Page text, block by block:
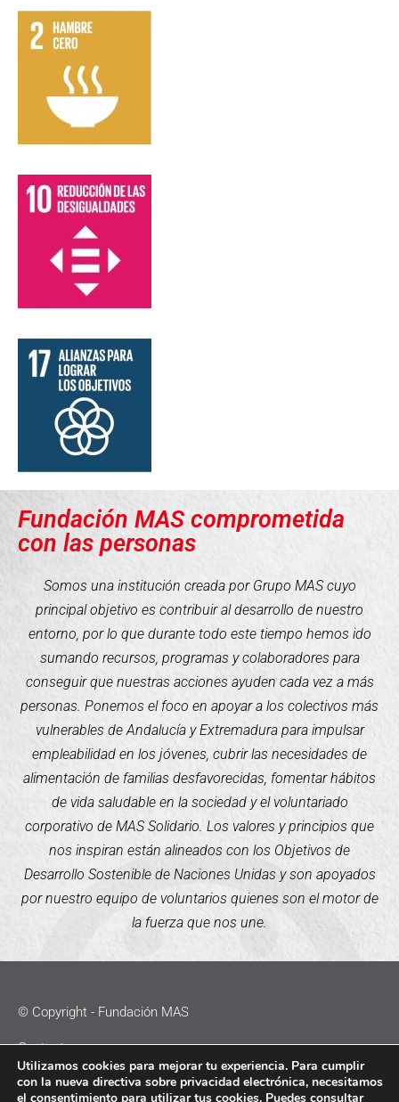
Fundación MAS comprometida
con las personas
Somos una institución creada por Grupo MAS cuyo
principal objetivo es contribuir al desarrollo de nuestro
entorno, por lo que durante todo este tiempo hemos ido
sumando recursos, programas y colaboradores para
conseguir que nuestras acciones ayuden cada vez a más
personas. Ponemos el foco en apoyar a los colectivos más
vulnerables de Andalucía y Extremadura para impulsar
empleabilidad en los jóvenes, cubrir las necesidades de
alimentación de familias desfavorecidas, fomentar hábitos
de vida saludable en la sociedad y el voluntariado
corporativo de MAS Solidario. Los valores y principios que
nos inspiran están alineados con los Objetivos de
Desarrollo Sostenible de Naciones Unidas y son apoyados
por nuestro equipo de voluntarios quienes son el motor de
la fuerza que nos une.
© Copyright - Fundación MAS
Contacto
Política de Cookies
Utilizamos cookies para mejorar tu experiencia. Para cumplir
con la nueva directiva sobre privacidad electrónica, necesitamos
el consentimiento para utilizar tus cookies. Puedes consultar